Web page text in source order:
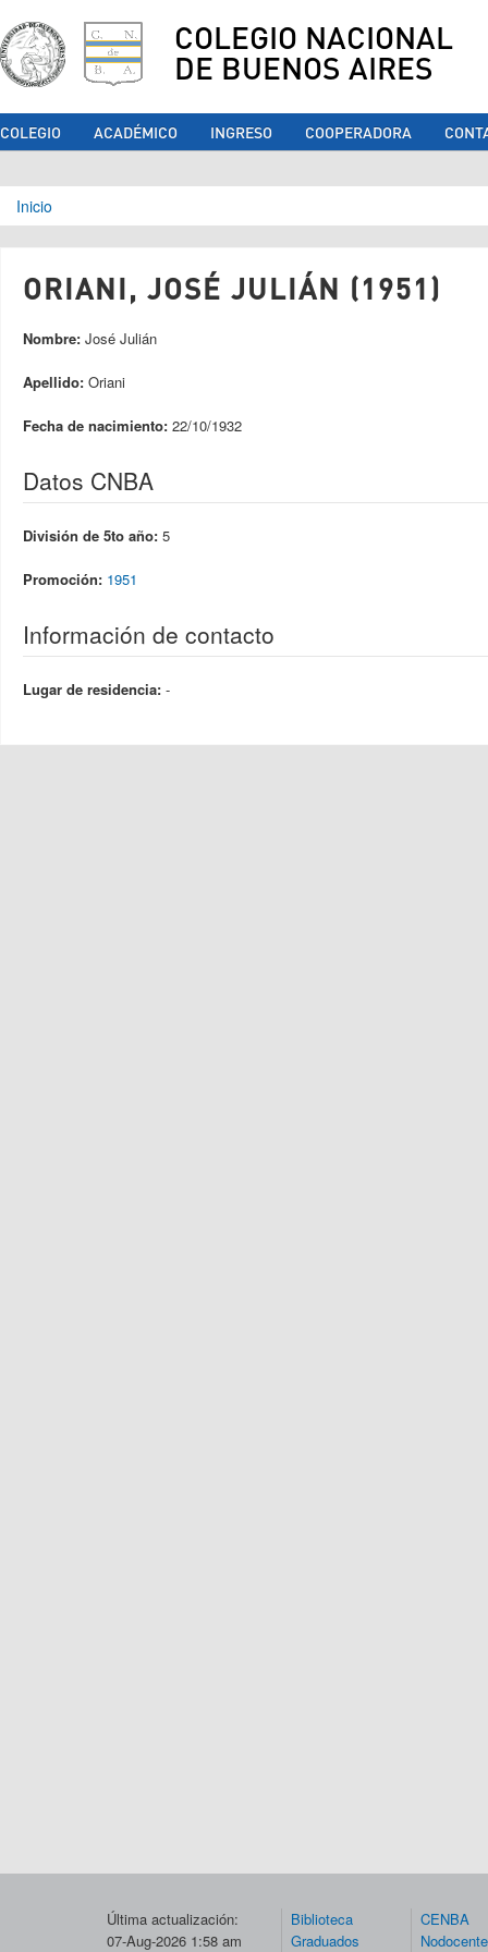
COLEGIO NACIONAL
DE BUENOS AIRES
COLEGIO ACADÉMICO INGRESO COOPERADORA
Se encuentra usted aquí
Inicio
ORIANI, JOSÉ JULIÁN (1951)
Nombre: José Julián
Apellido: Oriani
Fecha de nacimiento: 22/10/1932
Datos CNBA
División de 5to año: 5
Promoción: 1951
Información de contacto
Lugar de residencia: -
Última actualización:
07-Aug-2026 1:58 am
Biblioteca
Graduados
CENBA